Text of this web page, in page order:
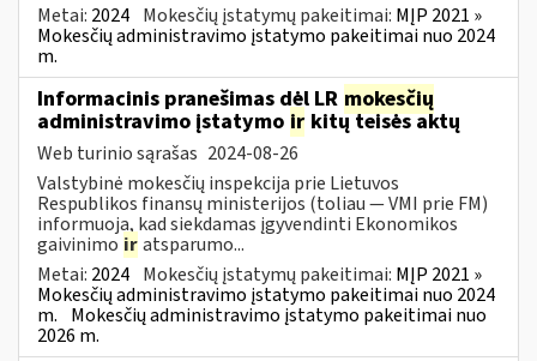
Metai: 2024 Mokesčių įstatymų pakeitimai: MĮP 2021 »
Mokesčių administravimo įstatymo pakeitimai nuo 2024
m.
Informacinis pranešimas dėl LR mokesčių
administravimo įstatymo ir kitų teisės aktų
Web turinio sąrašas 2024-08-26
Valstybinė mokesčių inspekcija prie Lietuvos
Respublikos finansų ministerijos (toliau — VMI prie FM)
informuoja, kad siekdamas įgyvendinti Ekonomikos
gaivinimo iratsparumo...
Metai: 2024 Mokesčių įstatymų pakeitimai: MĮP 2021 »
Mokesčių administravimo įstatymo pakeitimai nuo 2024
m. Mokesčių administravimo įstatymo pakeitimai nuo
2026 m.